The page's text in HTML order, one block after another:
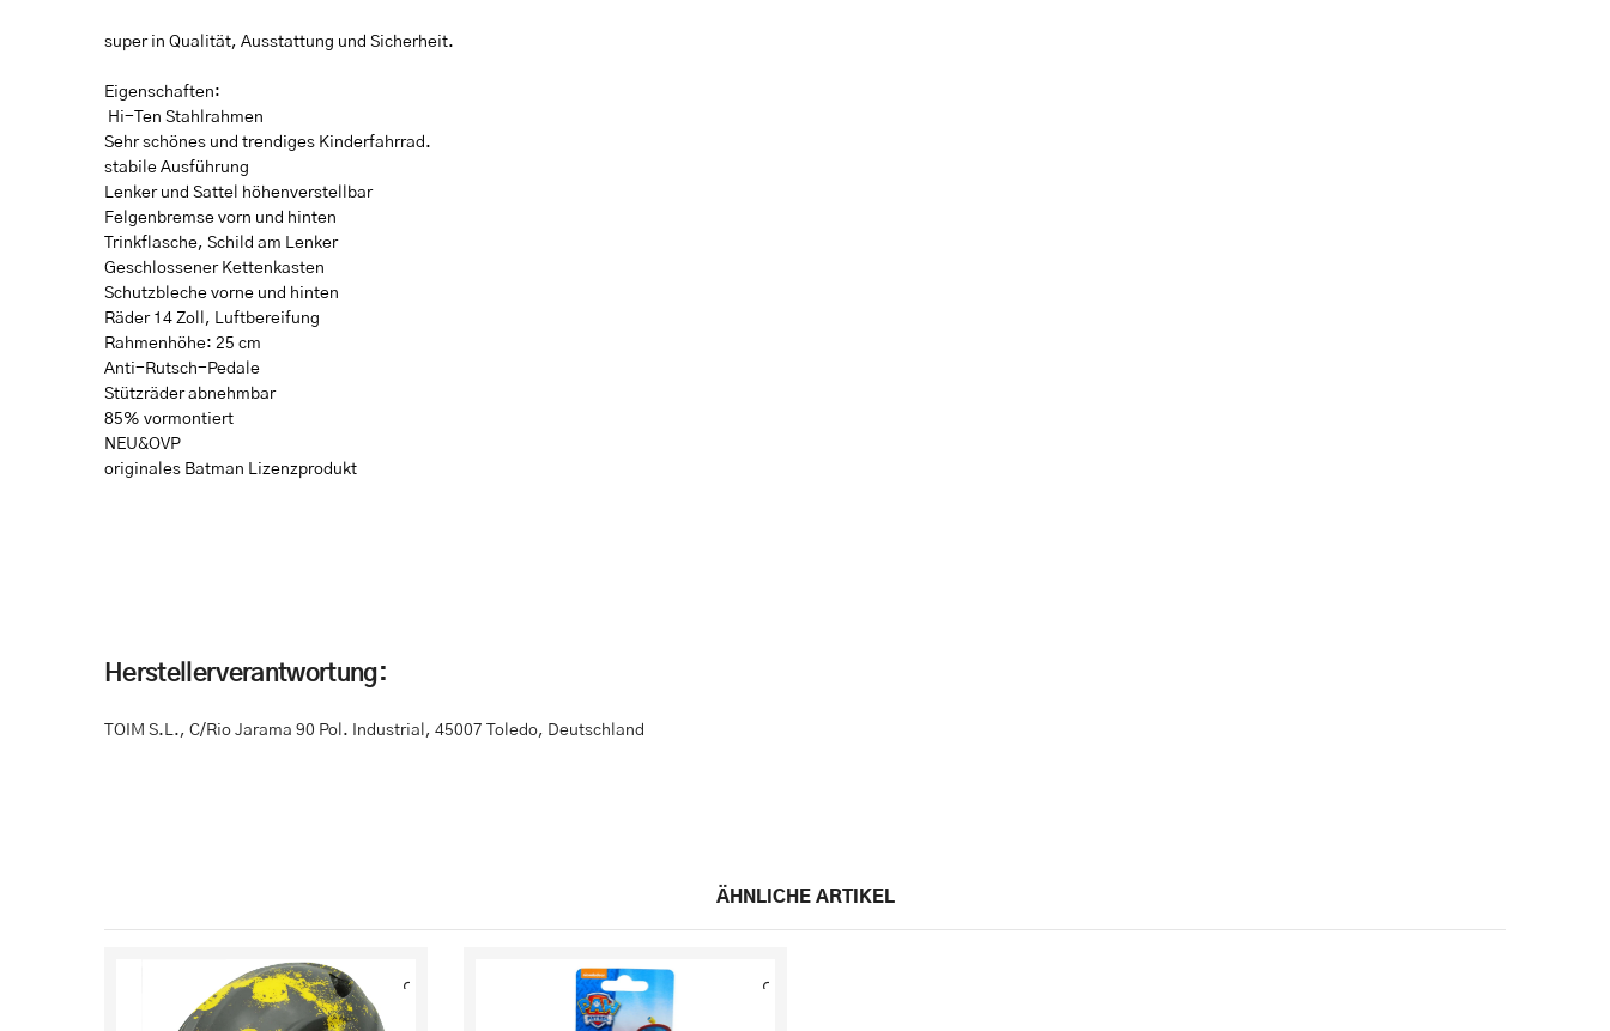
super in Qualität, Ausstattung und Sicherheit.
Eigenschaften:
Hi-Ten Stahlrahmen
Sehr schönes und trendiges Kinderfahrrad.
stabile Ausführung
Lenker und Sattel höhenverstellbar
Felgenbremse vorn und hinten
Trinkflasche, Schild am Lenker
Geschlossener Kettenkasten
Schutzbleche vorne und hinten
Räder 14 Zoll, Luftbereifung
Rahmenhöhe: 25 cm
Anti-Rutsch-Pedale
Stützräder abnehmbar
85% vormontiert
NEU&OVP
originales Batman Lizenzprodukt
Herstellerverantwortung:
TOIM S.L., C/Rio Jarama 90 Pol. Industrial , 45007 Toledo, Deutschland
ÄHNLICHE ARTIKEL